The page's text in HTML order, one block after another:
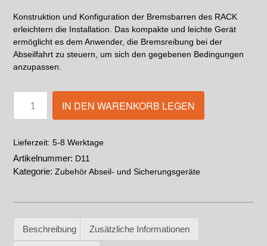
Konstruktion und Konfiguration der Bremsbarren des RACK
erleichtern die Installation. Das kompakte und leichte Gerät
ermöglicht es dem Anwender, die Bremsreibung bei der
Abseilfahrt zu steuern, um sich den gegebenen Bedingungen
anzupassen.
IN DEN WARENKORB LEGEN
Lieferzeit: 5-8 Werktage
Artikelnummer: D11
Kategorie: Zubehör Abseil- und Sicherungsgeräte
Beschreibung Zusätzliche Informationen